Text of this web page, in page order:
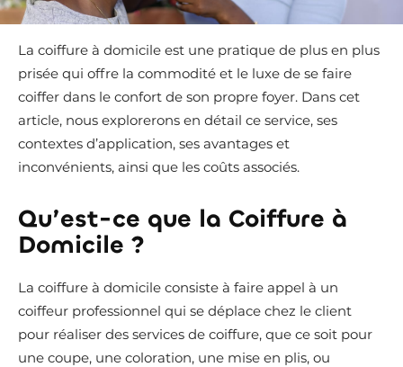
La coiffure à domicile est une pratique de plus en plus
prisée qui offre la commodité et le luxe de se faire
coiffer dans le confort de son propre foyer. Dans cet
article, nous explorerons en détail ce service, ses
contextes d’application, ses avantages et
inconvénients, ainsi que les coûts associés.
Qu’est-ce que la Coiffure à
Domicile ?
La coiffure à domicile consiste à faire appel à un
coiffeur professionnel qui se déplace chez le client
pour réaliser des services de coiffure, que ce soit pour
une coupe, une coloration, une mise en plis, ou